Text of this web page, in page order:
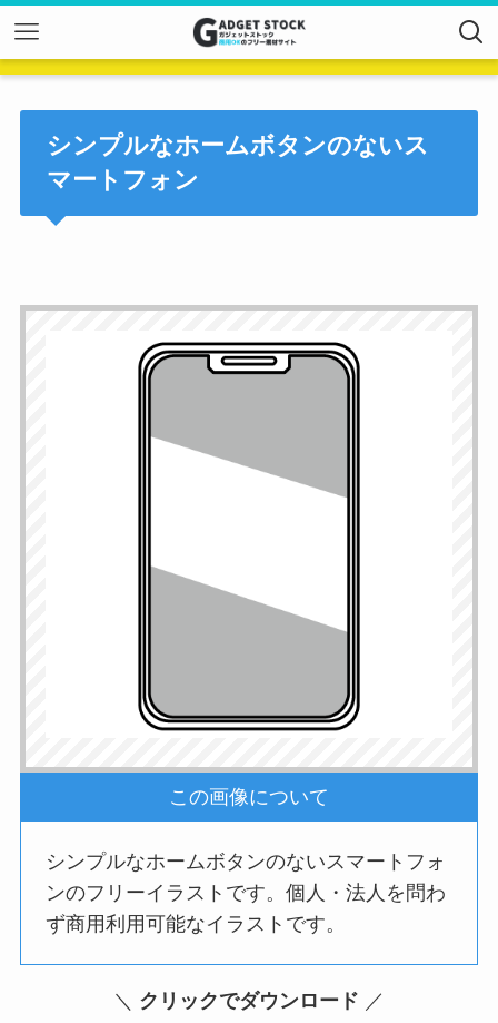
シンプルなホームボタンのないス
マートフォン
この画像について
シンプルなホームボタンのないスマートフォ
ンのフリーイラストです。個人・法人を問わ
ず商用利用可能なイラストです。
＼ クリックでダウンロード ／